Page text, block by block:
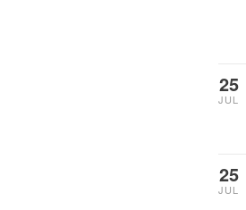
25
JUL
25
JUL